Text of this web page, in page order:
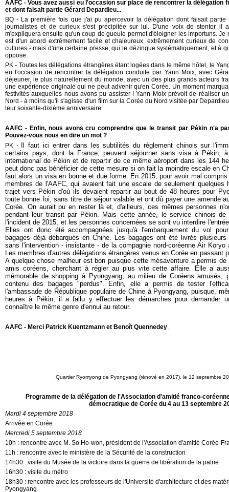
AAFC - Vous avez aussi eu l'occasion sur place de rencontrer la délégation
et dont faisait partie Gérard Depardieu...
BQ - La première fois que j'ai pu apercevoir la délégation dont faisait
journalistes et de curieux s'est précipitée sur lui. D'une voix de stentor il
m'expliquera ensuite qu'un coup de gueule permet d'éloigner les importuns.
est d'un abord extrêmement facile et chaleureux, extrêmement curieux de
cultures - mais d'une certaine presse, qui le dézingue systématiquement, et à
oppose.
PK - Toutes les délégations étrangères étant logées dans le même hôtel, le
eu l'occasion de rencontrer la délégation conduite par Yann Moix, avec
déjeuner, le plus naturellement du monde, avec un des plus grands acteurs
une expérience originale qui ne peut advenir qu'en Corée. Un moment
festivités auxquelles nous avons pu assister ! Yann Moix prévoit de réaliser
Nord - à moins qu'il s'agisse d'un film sur la Corée du Nord visitée par
leur soixante-dixième anniversaire.
AAFC - Enfin, nous avons cru comprendre que le transit par Pékin n'a
Pouvez-vous nous en dire un mot ?
PK -
Il faut ici entrer dans les subtilités du règlement chinois sur
certains pays, dont la France, peuvent séjourner sans visa à Pékin, à
international de Pékin et de repartir de ce même aéroport dans les 144
peut donc pas bénéficier de cette mesure si on fait la moindre escale en
faut alors un visa en bonne et due forme. En 2015, pouravoir mal compris
membres de l'AAFC, qui avaient fait une escale de seulement quelques
trajet vers Pékin d'où ils devaient repartir au bout de 48 heures pour
toute bonne foi, sans titre de séjour valable et ont dû payer une amende
Corée. On aurait pu en rester là et, d'ailleurs, ces mêmes personnes
pendant leur transit par Pékin. Mais cette année, le service chinois de
l'incident de 2015, et les personnes concernées se sont vu interdire
Elles ont donc été accompagnées jusqu'à l'embarquement du vol
bagages déjà débarqués en Chine. Les bagages ont été livrés
sans l'intervention - insistante - de la compagnie nord-coréenne Air
Les membres d'autres délégations étrangères venus en Corée en passant
A quelque chose malheur est bon puisque cette mésaventure a permis
amis coréens, cherchant à régler au plus vite cette affaire. Elle a
mémorable de shopping à Pyongyang, au milieu de Coréens amusés,
contenu des bagages "perdus". Enfin, elle a permis de tester
l'ambassade de République populaire de Chine à Pyongyang, puisque,
heures à Pékin, il a fallu y effectuer les démarches pour demander
connaître le même genre d'ennui au retour.
AAFC - Merci Patrick Kuentzmann et Benoît Quennedey.
Quartier Ryomyong de Pyongyang (rénové en 2017), le 12 septembre
Programme de la délégation de l'Association d'amitié franco-
démocratique de Corée du 4 au 13 septembre
Mardi 4 septembre 2018
Arrivée en Corée
Mercredi 5 septembre 2018
10h : rencontre avec M. So Ho-won, président de l'Association d'amitié Corée-
11h : rencontre avec le ministère de la Sécurité de la construction
14h30 : visite du Musée de la victoire dans la guerre de libération de la patrie
16h30 : visite du métro
18h30 : rencontre avec les professeurs de l'Université d'architecture et des
Pyongyang